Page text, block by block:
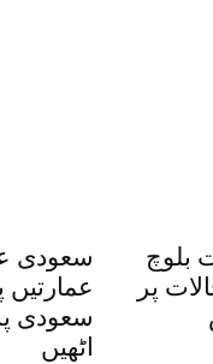
سعودی
عمارتیں
سعودی
اٹھیں
بلوچ
پر